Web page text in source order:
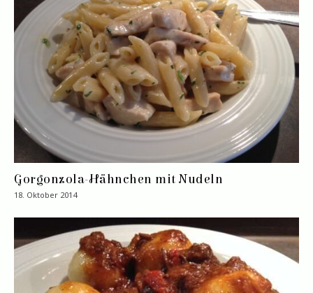
Gorgonzola-Hähnchen mit Nudeln
18. Oktober 2014